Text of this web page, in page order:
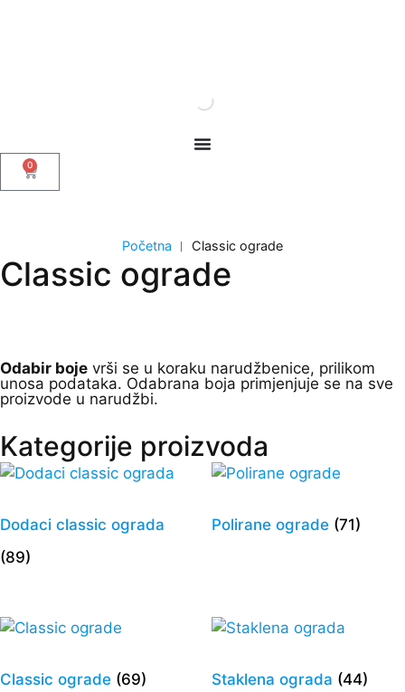
0
Početna ︱ Classic ograde
Classic ograde
Odabir boje vrši se u koraku narudžbenice, prilikom
unosa podataka. Odabrana boja primjenjuje se na sve
proizvode u narudžbi.
Kategorije proizvoda
Dodaci classic ograda
(89)
Polirane ograde (71)
Classic ograde (69) Staklena ograda (44)